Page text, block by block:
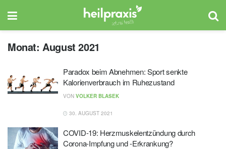
Monat:August 2021
Paradox beim Abnehmen: Sport senkte
Kalorienverbrauch im Ruhezustand
VON VOLKER BLASEK
30. AUGUST 2021
COVID-19: Herzmuskelentzündung durch
Corona-Impfung und -Erkrankung?